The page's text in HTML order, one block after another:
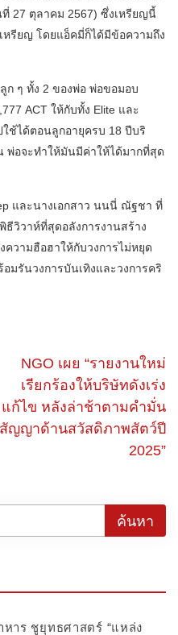
27 ตุลาคม 2567) ซึ่งเหรียญนี้
หรียญ โดยแอ็คมี่ก็ได้มีข้อความถึง
ก ๆ ทั้ง 2 ของพ่อ พ่อขอมอบ
ACT ให้กับทั้ง Elite และ
ช้ได้ตอนลูกอายุครบ 18 ปีบริ
พ่อจะทำให้มันมีค่าให้ได้มากที่สุด
และนางเอกสาว นนนี่ ณัฐชา ที่
วิวาห์ที่สุดอลังการงานสร้าง
ความฮือฮาให้กับวงการไม่หยุด
มรันวงการบันเทิงและวงการคริ
NGO เผย “รายงานใหม่
เรียกร้องให้บริษัทดังเร่ง
แก้ไข หลังล่าช้าตามคํามั่น
สัญญาด้านสวัสดิภาพสัตว์ปี
2025”
หาร ชูยุทธศาสตร์ “แหล่ง